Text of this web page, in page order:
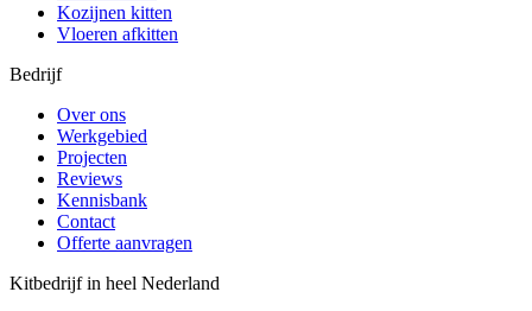
Kozijnen kitten
Vloeren afkitten
Bedrijf
Over ons
Werkgebied
Projecten
Reviews
Kennisbank
Contact
Offerte aanvragen
Kitbedrijf in heel Nederland